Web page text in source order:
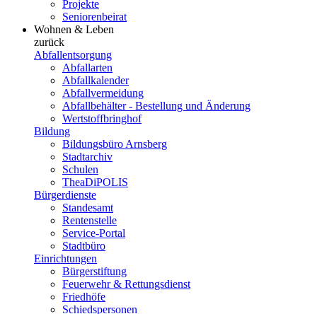
Projekte
Seniorenbeirat
Wohnen & Leben
zurück
Abfallentsorgung
Abfallarten
Abfallkalender
Abfallvermeidung
Abfallbehälter - Bestellung und Änderung
Wertstoffbringhof
Bildung
Bildungsbüro Arnsberg
Stadtarchiv
Schulen
TheaDiPOLIS
Bürgerdienste
Standesamt
Rentenstelle
Service-Portal
Stadtbüro
Einrichtungen
Bürgerstiftung
Feuerwehr & Rettungsdienst
Friedhöfe
Schiedspersonen